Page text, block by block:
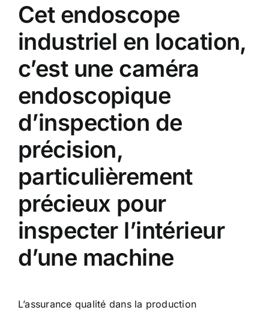
Cet endoscope
industriel en location,
c’est une caméra
endoscopique
d’inspection de
précision,
particulièrement
précieux pour
inspecter l’intérieur
d’une machine
L’assurance qualité dans la production